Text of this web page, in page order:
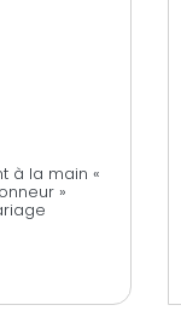
à la main «
»